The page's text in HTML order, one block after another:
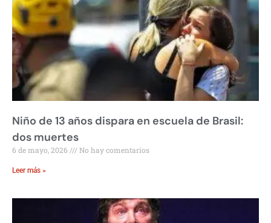
Niño de 13 años dispara en escuela de Brasil:
dos muertes
6 de mayo, 2026 No hay comentarios
Leer más »